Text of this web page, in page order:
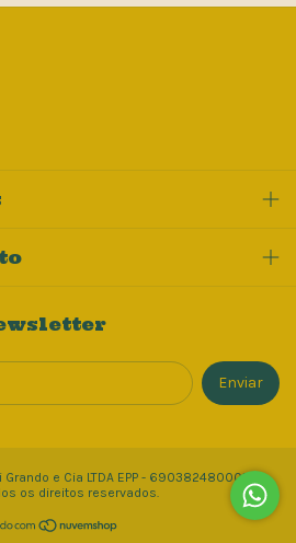
e Cia LTDA EPP - 69038248000148 -
os direitos reservados.